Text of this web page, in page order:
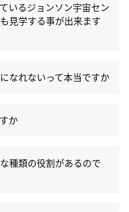
いるジョンソン宇宙セン
見学する事が出来ます
なれないって本当ですか
か
種類の役割があるので